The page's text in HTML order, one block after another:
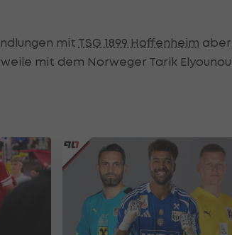
mit TSG 1899 Hoffenheim
mit dem Norweger Tarik